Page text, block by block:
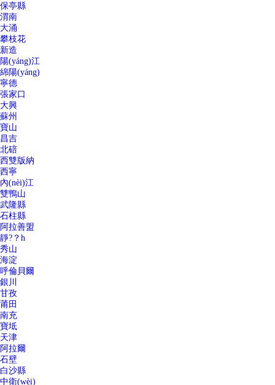
保亭縣
渭南
大涌
攀枝花
新造
陽(yáng)江
綿陽(yáng)
寧德
張家口
大興
蘇州
寶山
昌吉
北碚
西雙版納
西寧
內(nèi)江
雙鴨山
武隆縣
石柱縣
阿拉善盟
靜?？h
秀山
海淀
呼倫貝爾
銀川
甘孜
莆田
南充
寶坻
天津
阿拉爾
石壁
白沙縣
中衛(wèi)